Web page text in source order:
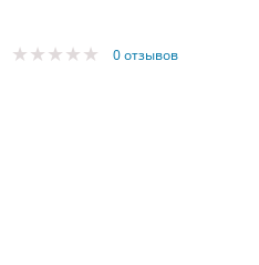
0 отзывов